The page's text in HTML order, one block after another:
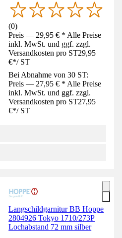
(0)
Preis — 29,95 € * Alle Preise
inkl. MwSt. und ggf. zzgl.
Versandkosten pro ST29,95
€*/ ST
Bei Abnahme von 30 ST:
Preis — 27,95 € * Alle Preise
inkl. MwSt. und ggf. zzgl.
Versandkosten pro ST27,95
€*/ ST
Langschildgarnitur BB Hoppe
2804926 Tokyo 1710/273P
Lochabstand 72 mm silber